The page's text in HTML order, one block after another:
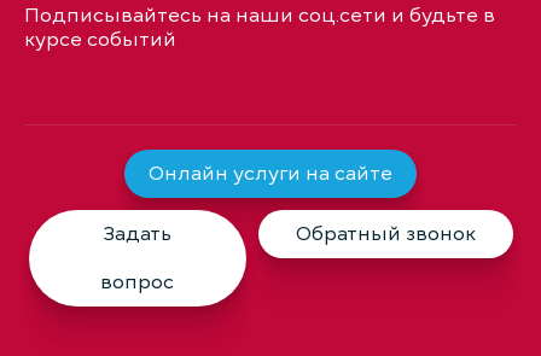
Подписывайтесь на наши соц.сети и будьте в
курсе событий
Онлайн услуги на сайте
Задать
вопрос
Обратный звонок